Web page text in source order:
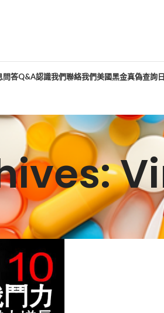
問答Q&A認識我們聯絡我們美國黑金真偽查詢